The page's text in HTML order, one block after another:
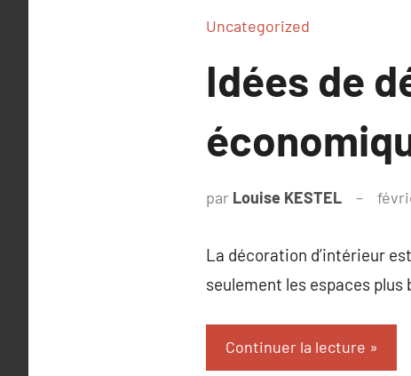
Uncategorized
Idées de
par Louise KESTEL
La décoration d’intérieur
seulement les espaces
Continuer la lecture